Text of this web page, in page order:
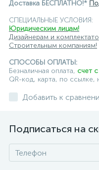
Доставка БЕСПЛАТНО!*
СПЕЦИАЛЬНЫЕ УСЛОВИЯ:
Юридическим лицам!
Дизайнерам и
Строительным компаниям!
СПОСОБЫ ОПЛАТЫ:
Безналичная оплата, счет
QR-код, карта, по ссылке,
Добавить к
Подписаться на